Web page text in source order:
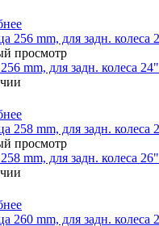
просмотр
mm, для задн. колеса 24"
просмотр
mm, для задн. колеса 26"